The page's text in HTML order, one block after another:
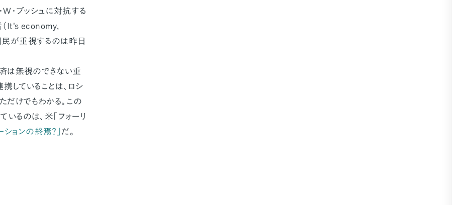
・ブッシュに対抗する
（It's economy,
が重視するのは昨日
は無視のできない重
していることは、ロシ
けでもわかる。この
るのは、米「フォーリ
ションの終焉？」 だ。